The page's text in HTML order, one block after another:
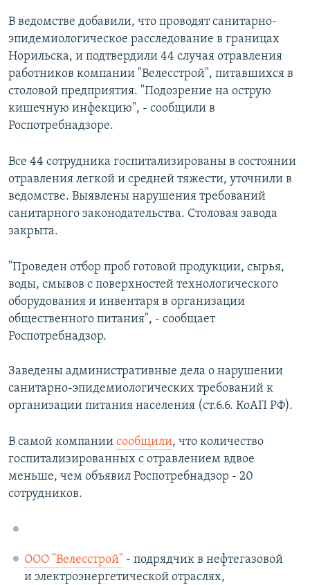
В ведомстве добавили, что проводят санитарно-
эпидемиологическое расследование в границах
Норильска, и подтвердили 44 случая отравления
работников компании "Велесстрой", питавшихся в
столовой предприятия. "Подозрение на острую
кишечную инфекцию", - сообщили в
Роспотребнадзоре.
Все 44 сотрудника госпитализированы в состоянии
отравления легкой и средней тяжести, уточнили в
ведомстве. Выявлены нарушения требований
санитарного законодательства. Столовая завода
закрыта.
"Проведен отбор проб готовой продукции, сырья,
воды, смывов с поверхностей технологического
оборудования и инвентаря в организации
общественного питания", - сообщает
Роспотребнадзор.
Заведены административные дела о нарушении
санитарно-эпидемиологических требований к
организации питания населения (ст.6.6. КоАП РФ).
В самой компании сообщили, что количество
госпитализированных с отравлением вдвое
меньше, чем объявил Роспотребнадзор - 20
сотрудников.
ООО "Велесстрой" - подрядчик в нефтегазовой
и электроэнергетической отраслях,